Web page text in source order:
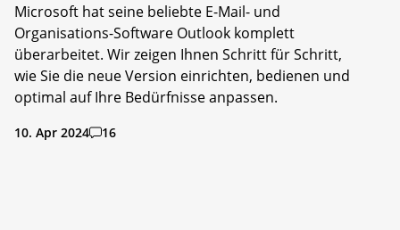
Microsoft hat seine beliebte E-Mail- und
Organisations-Software Outlook komplett
überarbeitet. Wir zeigen Ihnen Schritt für Schritt,
wie Sie die neue Version einrichten, bedienen und
optimal auf Ihre Bedürfnisse anpassen.
10. Apr 2024 16